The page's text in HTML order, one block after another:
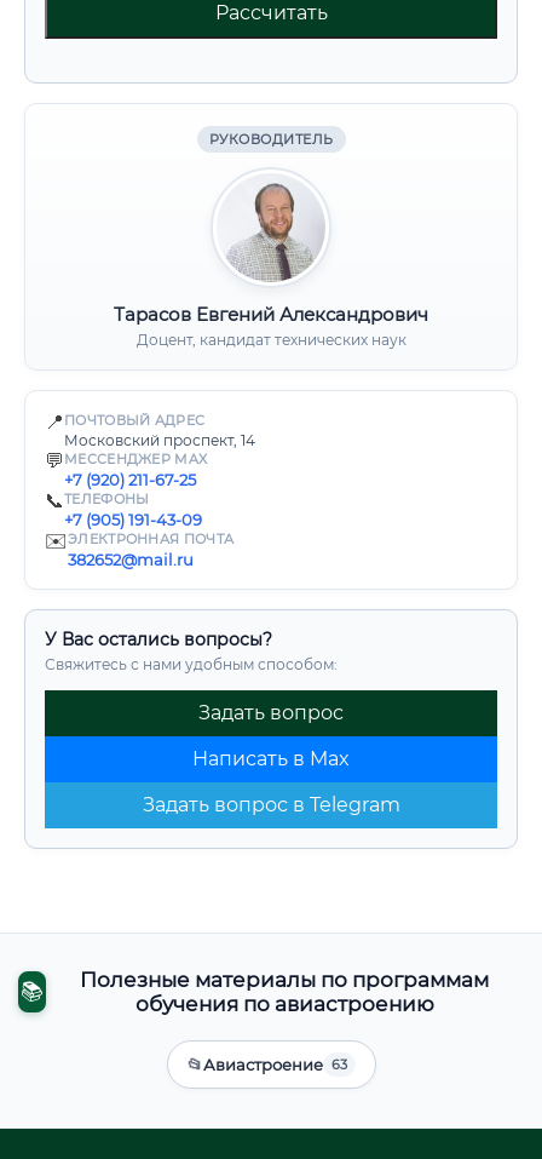
Рассчитать
РУКОВОДИТЕЛЬ
Тарасов Евгений Александрович
Доцент, кандидат технических наук
📍 ПОЧТОВЫЙ АДРЕС
Московский проспект, 14
💬 МЕССЕНДЖЕР MAX
+7 (920) 211-67-25
📞ТЕЛЕФОНЫ
+7 (905) 191-43-09
✉️ЭЛЕКТРОННАЯ ПОЧТА
382652@mail.ru
У Вас остались вопросы?
Свяжитесь с нами удобным способом:
Задать вопрос
Написать в Max
Задать вопрос в Telegram
📚
Полезные материалы по программам
обучения по авиастроению
📂Авиастроение 63